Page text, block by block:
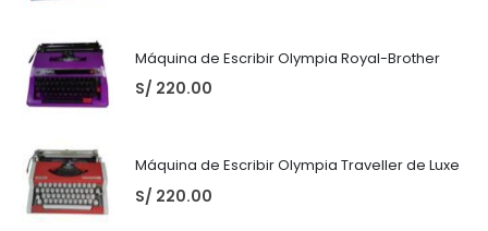
Máquina de Escribir Olympia Royal-Brother
S/ 220.00
Máquina de Escribir Olympia Traveller de Luxe
S/ 220.00